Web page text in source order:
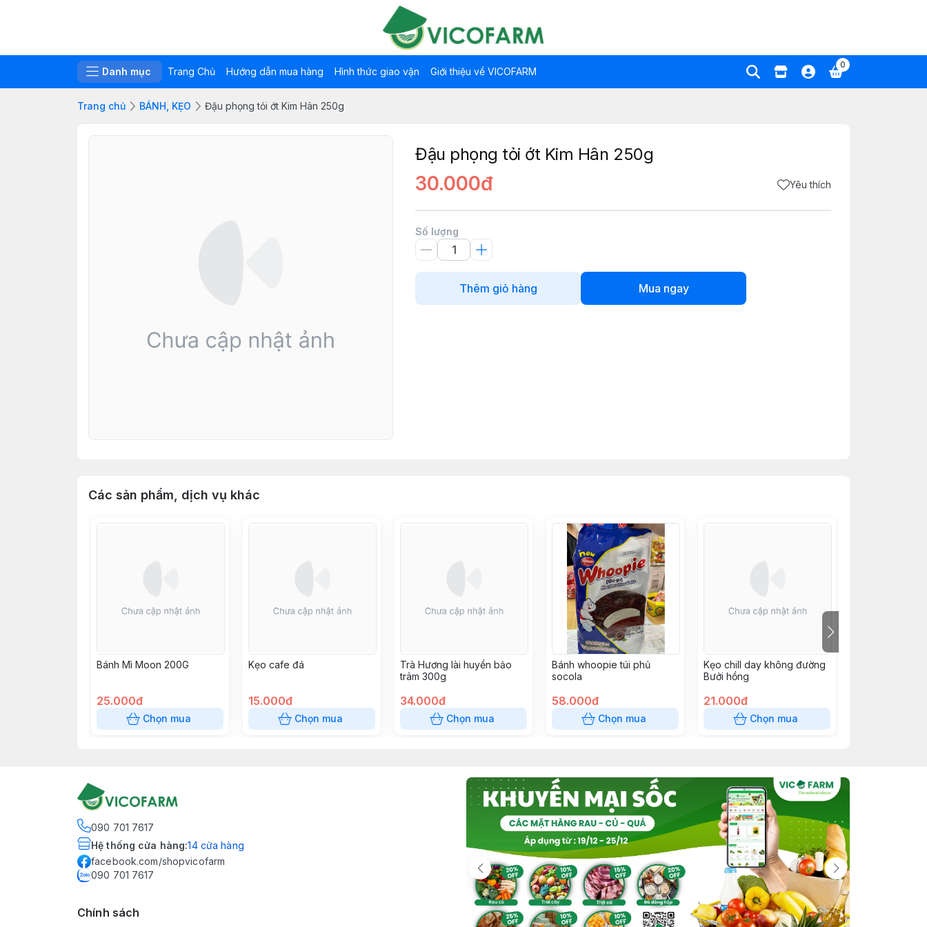
Danh mục Trang Chủ Hướng dẫn mua hàng Hình thức giao vận Giới thiệu về VICOFARM
0
Trang chủ BÁNH, KẸO Đậu phọng tỏi ớt Kim Hân 250g
Đậu phọng tỏi ớt Kim Hân 250g
30.000đ Yêu thích
Số lượng
Thêm giỏ hàng Mua ngay
Các sản phẩm, dịch vụ khác
Bánh Mì Moon 200G
25.000đ
Chọn mua
Kẹo cafe đá
15.000đ
Chọn mua
Trà Hương lài huyền bảo
trâm 300g
34.000đ
Chọn mua
Bánh whoopie túi phủ
socola
58.000đ
Chọn mua
Kẹo chill day không đường
Bưởi hồng
21.000đ
Chọn mua
090 701 7617
Hệ thống cửa hàng:14 cửa hàng
facebook.com/shopvicofarm
090 701 7617
Chính sách